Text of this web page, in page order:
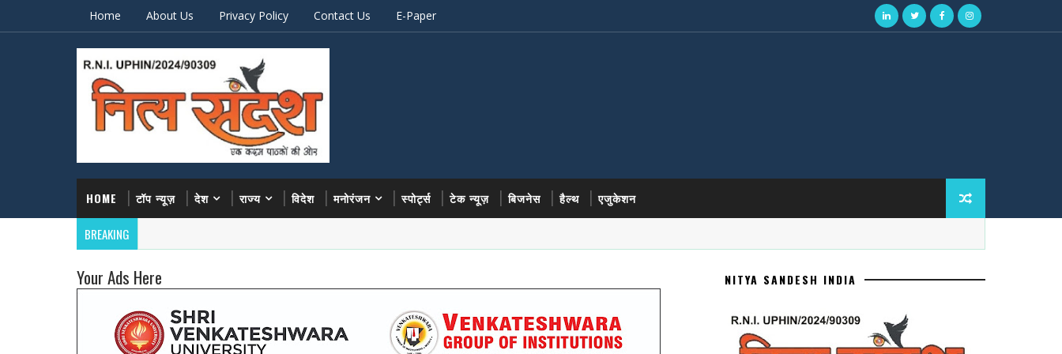
Home About Us Privacy Policy Contact Us E-Paper
HOME टॉप न्यूज़ देश राज्य विदेश मनोरंजन स्पोर्ट्स टेक न्यूज़ बिजनेस हैल्थ एजुकेशन
BREAKING
Your Ads Here NITYA SANDESH INDIA